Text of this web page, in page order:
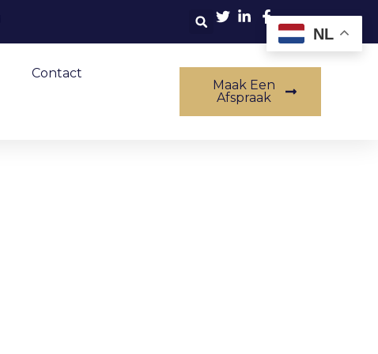
Contact
Maak Een
Afspraak
NL